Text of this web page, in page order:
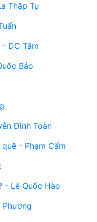
Thập Tự
- DC Tâm
Bảo
Đình Toàn
- Phạm Cẩm
- Lê Quốc Hào